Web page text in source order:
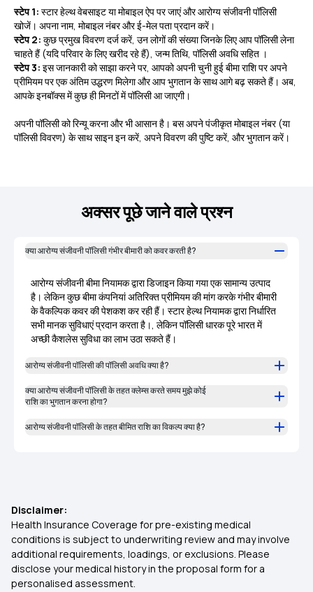
स्टेप 1: स्टार हेल्थ वेबसाइट या मोबाइल ऐप पर जाएं और आरोग्य संजीवनी पॉलिसी
खोजें। अपना नाम, मोबाइल नंबर और ई-मेल पता प्रदान करें।
स्टेप 2: कुछ प्रमुख विवरण दर्ज करें, उन लोगों की संख्या जिनके लिए आप पॉलिसी लेना
चाहते हैं (यदि परिवार के लिए खरीद रहे हैं), जन्म तिथि, पॉलिसी अवधि सहित ।
स्टेप 3: इस जानकारी को साझा करने पर, आपको अपनी चुनी हुई बीमा राशि पर अपने
प्रीमियम पर एक अंतिम उद्धरण मिलेगा और आप भुगतान के साथ आगे बढ़ सकते हैं। अब,
आपके इनबॉक्स में कुछ ही मिनटों में पॉलिसी आ जाएगी।
अपनी पॉलिसी को रिन्यू करना और भी आसान है। बस अपने पंजीकृत मोबाइल नंबर (या
पॉलिसी विवरण) के साथ साइन इन करें, अपने विवरण की पुष्टि करें, और भुगतान करें।
अक्सर पूछे जाने वाले प्रश्न
क्या आरोग्य संजीवनी पॉलिसी गंभीर बीमारी को कवर करती है?
आरोग्य संजीवनी बीमा नियामक द्वारा डिजाइन किया गया एक सामान्य उत्पाद
है। लेकिन कुछ बीमा कंपनियां अतिरिक्त प्रीमियम की मांग करके गंभीर बीमारी
के वैकल्पिक कवर की पेशकश कर रही हैं। स्टार हेल्थ नियामक द्वारा निर्धारित
सभी मानक सुविधाएं प्रदान करता है।, लेकिन पॉलिसी धारक पूरे भारत में
अच्छी कैशलेस सुविधा का लाभ उठा सकते हैं।
आरोग्य संजीवनी पॉलिसी की पॉलिसी अवधि क्या है?
क्या आरोग्य संजीवनी पॉलिसी के तहत क्लेम्स करते समय मुझे कोई
राशि का भुगतान करना होगा?
आरोग्य संजीवनी पॉलिसी के तहत बीमित राशि का विकल्प क्या है?
Disclaimer:
Health Insurance Coverage for pre-existing medical
conditions is subject to underwriting review and may involve
additional requirements, loadings, or exclusions. Please
disclose your medical history in the proposal form for a
personalised assessment.